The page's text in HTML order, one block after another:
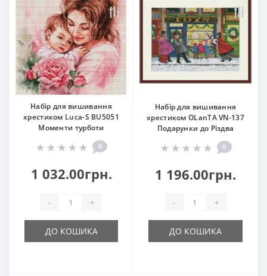
Набір для вишивання
хрестиком Luca-S BU5051
Моменти турботи
0
1 032.00грн.
- +
ДО КОШИКА
Набір для вишивання
хрестиком OLanTА VN-137
Подарунки до Різдва
0
1 196.00грн.
- +
ДО КОШИКА